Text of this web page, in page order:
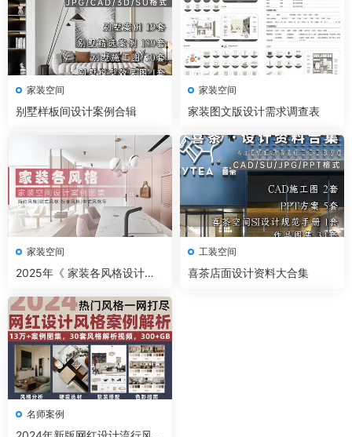
家装空间
别墅样板间设计案例合辑
家装空间
家装图文版设计需求调查表
家装空间
2025年《 家装各风格设计案
工装空间
喜茶店面设计资料大合集
名师案例